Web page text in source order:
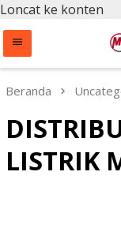
Loncat ke konten
Beranda
LISTRIK